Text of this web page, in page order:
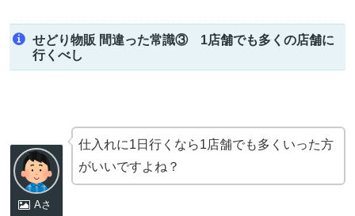
せどり物販 間違った常識③ 1店舗でも多くの店舗に
行くべし
Aさ
仕入れに1日行くなら1店舗でも多くいった方
がいいですよね？